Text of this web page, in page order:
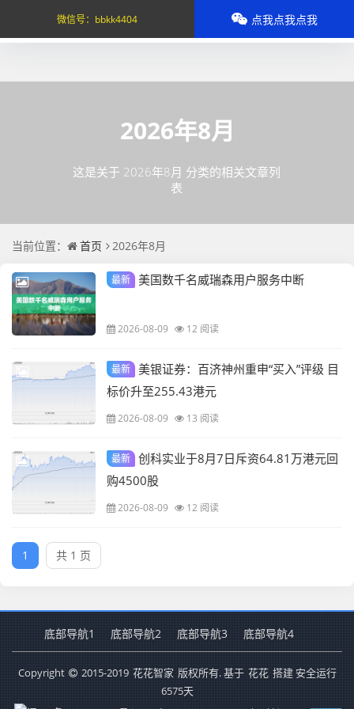
2026年8月
这是关于 2026年8月 分类的相关文章列
表
当前位置： 首页 2026年8月
最新 美国数千名威瑞森用户服务中断
2026-08-09 12 阅读
最新 美银证券：百济神州重申“买入”评级 目
标价升至255.43港元
2026-08-09 13 阅读
最新 创科实业于8月7日斥资64.81万港元回
购4500股
2026-08-09 12 阅读
1 共 1 页
底部导航1 底部导航2 底部导航3 底部导航4
Copyright 2015-2019 花花智家 版权所有. 基于 花花 搭建 安全运行
6575天
微信号： bbkk4404 点我点我点我